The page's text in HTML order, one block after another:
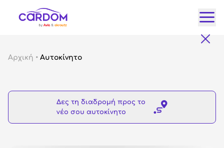
City
Αρχική • Αυτοκίνητο
Δες τη διαδρομή προς το
νέο σου αυτοκίνητο